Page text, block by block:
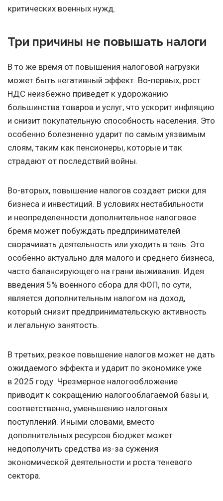
критических военных нужд.
Три причины не повышать налоги
В то же время от повышения налоговой нагрузки
может быть негативный эффект. Во-первых, рост
НДС неизбежно приведет к удорожанию
большинства товаров и услуг, что ускорит инфляцию
и снизит покупательную способность населения. Это
особенно болезненно ударит по самым уязвимым
слоям, таким как пенсионеры, которые и так
страдают от последствий войны.
Во-вторых, повышение налогов создает риски для
бизнеса и инвестиций. В условиях нестабильности
и неопределенности дополнительное налоговое
бремя может побуждать предпринимателей
сворачивать деятельность или уходить в тень. Это
особенно актуально для малого и среднего бизнеса,
часто балансирующего на грани выживания. Идея
введения 5% военного сбора для ФОП, по сути,
является дополнительным налогом на доход,
который снизит предпринимательскую активность
и легальную занятость.
В третьих, резкое повышение налогов может не дать
ожидаемого эффекта и ударит по экономике уже
в 2025 году. Чрезмерное налогообложение
приводит к сокращению налогооблагаемой базы и,
соответственно, уменьшению налоговых
поступлений. Иными словами, вместо
дополнительных ресурсов бюджет может
недополучить средства из-за сужения
экономической деятельности и роста теневого
сектора.